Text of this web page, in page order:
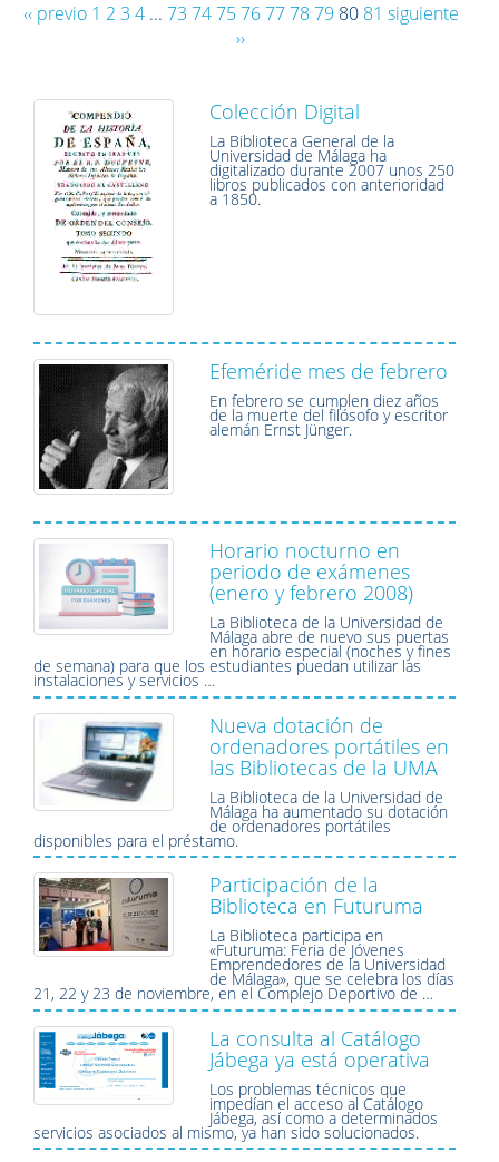
‹‹ previo 1 2 3 4... 73 74 75 76 77 78 79 80 81 siguiente
››
Colección Digital
La Biblioteca General de la
Universidad de Málaga ha
digitalizado durante 2007 unos 250
libros publicados con anterioridad
a 1850.
Efeméride mes de febrero
En febrero se cumplen diez años
de la muerte del filósofo y escritor
alemán Ernst Jünger.
Horario nocturno en
periodo de exámenes
(enero y febrero 2008)
La Biblioteca de la Universidad de
Málaga abre de nuevo sus puertas
en horario especial (noches y fines
de semana) para que los estudiantes puedan utilizar las
instalaciones y servicios …
Nueva dotación de
ordenadores portátiles en
las Bibliotecas de la UMA
La Biblioteca de la Universidad de
Málaga ha aumentado su dotación
de ordenadores portátiles
disponibles para el préstamo.
Participación de la
Biblioteca en Futuruma
La Biblioteca participa en
«Futuruma: Feria de Jóvenes
Emprendedores de la Universidad
de Málaga», que se celebra los días
21, 22 y 23 de noviembre, en el Complejo Deportivo de …
La consulta al Catálogo
Jábega ya está operativa
Los problemas técnicos que
impedían el acceso al Catálogo
Jábega, así como a determinados
servicios asociados al mismo, ya han sido solucionados.